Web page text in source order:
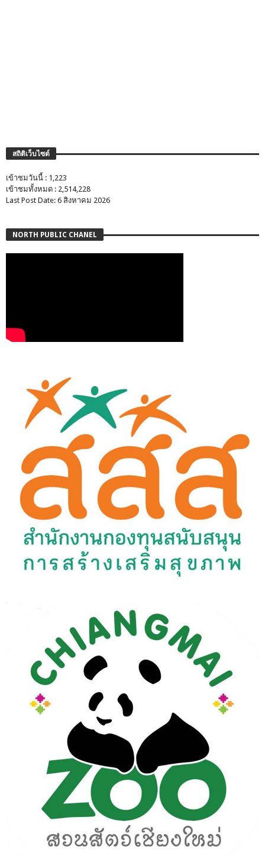
สถิติเว็บไซต์
เข้าชมวันนี้ : 1,223
เข้าชมทั้งหมด : 2,514,228
Last Post Date: 6 สิงหาคม 2026
NORTH PUBLIC CHANEL